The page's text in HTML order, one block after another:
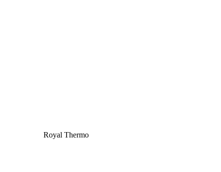
Royal Thermo